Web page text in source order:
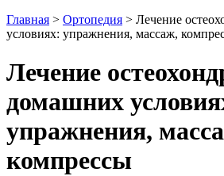
Главная > Ортопедия > Лечение
условиях: упражнения, массаж,
Лечение
домашних
упражнения,
компрессы